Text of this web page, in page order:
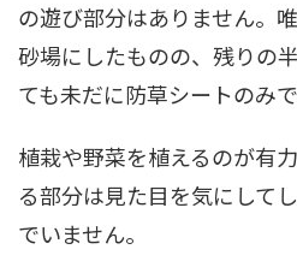
の遊び部分はありません。
砂場にしたものの、残りの
ても未だに防草シートのみ
植栽や野菜を植えるのが有
る部分は見た目を気にして
でいません。